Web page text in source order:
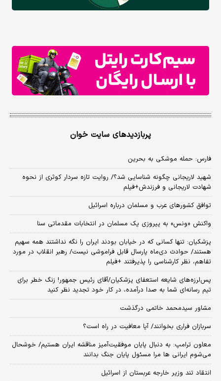
پربازدیدهای سایت خوان
فارس: حمله موشکی به بحرین
شهید لاریجانی چگونه شناسایی شد؟/ روایت تازه سردار کوثری از نحوه
شهادت لاریجانی و فرزندش+فیلم
توافق کشورهای عرب و مسلمان درباره اسرائیل
واکنش «ونس» به پیروزی یک مسلمان در انتخابات مقدماتی سنا
پزشکیان: تنها کسانی که در خیابان بودند ایران را نگه نداشتند همه سهیم
هستند/ حوادث دی‌ماه پارسال قابل فراموشی نیست/ رهبر انقلاب در مورد
تفاهم، نظر کارشناسی را پذیرفتند +فیلم
پس‌لرزه‌های شایعه استعفای پزشکیان/آقای رئیس جمهور! زنگ خطر برای
تیم رسانه‌ای شما به صدا درآمده، در کار خود تجدید نظر کنید
مشاور سیدمحمد خاتمی درگذشت
سربازان فراری بخوانند/ آیا معافیت در راه است؟
معاون ترامپ: به دنبال پایان موفقیت‌آمیز مناقشه ایران هستیم/ خوشحال
می‌شوم ایرانی ها مرا مسئول پایان جنگ بدانند
انتقاد تند وزیر خارجه عربستان از اسرائیل